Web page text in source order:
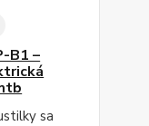
B1 –
sa